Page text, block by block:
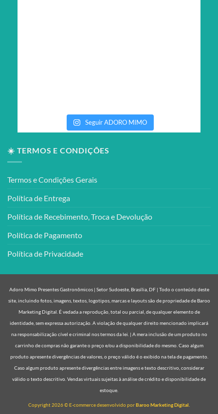
Seguir ADORO MIMO
☀️ TERMOS E CONDIÇÕES
Termos e Condições Gerais
Política de Entrega
Política de Recebimento, Troca e Devolução
Política de Pagamento
Política de Privacidade
Adoro Mimo Presentes Gastronômicos | Setor Sudoeste, Brasília, DF | Todo o conteúdo deste
site, incluindo fotos, imagens, textos, logotipos, marcas e layouts são de propriedade de Baroo
Marketing Digital. É vedada a reprodução, total ou parcial, de qualquer elemento de
identidade, sem expressa autorização. A violação de qualquer direito mencionado implicará
na responsabilização cível e criminal nos termos da lei. | A mera inclusão de um produto no
carrinho de compras não garante o preço e/ou a disponibilidade do mesmo. Caso algum
produto apresente divergências de valores, o preço válido é o exibido na tela de pagamento.
Caso algum produto apresente divergências entre imagens e texto descritivo, considerar
válido o texto descritivo. Vendas virtuais sujeitas à análise de crédito e disponibilidade de
estoque.
Copyright 2026 © E-commerce desenvolvido porBaroo Marketing Digital.